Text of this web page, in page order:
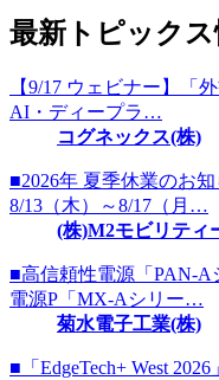
最新トピックス
【9/17 ウェビナー】「
AI・ディープラ…
コグネックス(株)
■2026年 夏季休業のお
8/13（木）～8/17（月…
(株)M2モビリティ
■高信頼性電源「PAN-
電源P「MX-Aシリー…
菊水電子工業(株)
■「EdgeTech+ West